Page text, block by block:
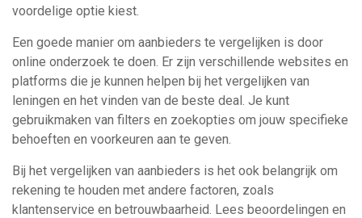
voordelige optie kiest.
Een goede manier om aanbieders te vergelijken is door
online onderzoek te doen. Er zijn verschillende websites en
platforms die je kunnen helpen bij het vergelijken van
leningen en het vinden van de beste deal. Je kunt
gebruikmaken van filters en zoekopties om jouw specifieke
behoeften en voorkeuren aan te geven.
Bij het vergelijken van aanbieders is het ook belangrijk om
rekening te houden met andere factoren, zoals
klantenservice en betrouwbaarheid. Lees beoordelingen en